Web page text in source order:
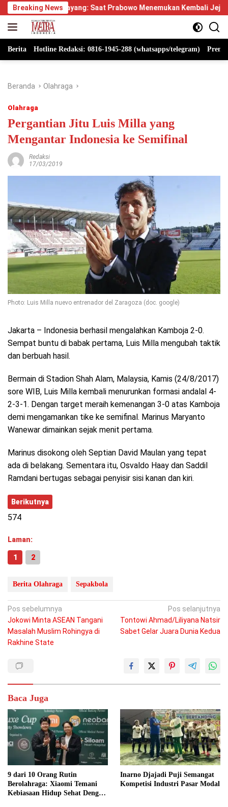
Langsung
ke
konten
Breaking News
Saat Prabowo Menemukan Kembali Jejak Sejarah IPDN
Berita Hotline Redaksi: 0816-1945-288 (whatsapps/telegram)
Beranda Olahraga
Olahraga
Pergantian Jitu Luis Milla yang
Mengantar Indonesia ke Semifinal
Redaksi
17/03/2019
Photo: Luis Milla nuevo entrenador del Zaragoza (doc. google)
Jakarta – Indonesia berhasil mengalahkan Kamboja 2-0.
Sempat buntu di babak pertama, Luis Milla mengubah taktik
dan berbuah hasil.
Bermain di Stadion Shah Alam, Malaysia, Kamis (24/8/2017)
sore WIB, Luis Milla kembali menurunkan formasi andalal 4-
2-3-1. Dengan target meraih kemenangan 3-0 atas Kamboja
demi mengamankan tike ke semifinal. Marinus Maryanto
Wanewar dimainkan sejak menit pertama.
Marinus disokong oleh Septian David Maulan yang tepat
ada di belakang. Sementara itu, Osvaldo Haay dan Saddil
Ramdani bertugas sebagai penyisir sisi kanan dan kiri.
Berikutnya
574
Laman:
1 2
Berita Olahraga Sepakbola
Navigasi
pos
Pos sebelumnya
Jokowi Minta ASEAN Tangani
Masalah Muslim Rohingya di
Rakhine State
Pos selanjutnya
Tontowi Ahmad/Liliyana Natsir
Sabet Gelar Juara Dunia Kedua
Baca Juga
9 dari 10 Orang Rutin
Berolahraga: Xiaomi Temani
Kebiasaan Hidup Sehat Dengan
Inarno Djajadi Puji Semangat
Kompetisi Industri Pasar Modal